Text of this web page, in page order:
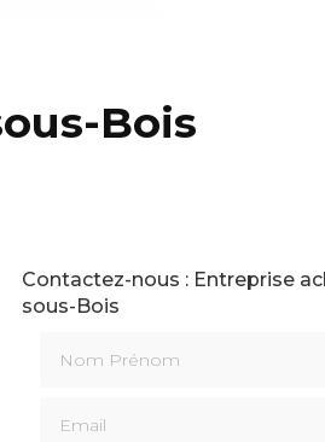
Bois
Contactez-nous : Entreprise
sous-Bois